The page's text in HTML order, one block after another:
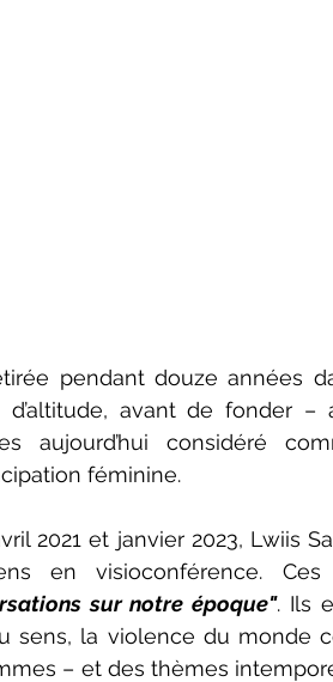
pendant douze années
d’altitude, avant de fonder
aujourd’hui considéré
féminine.
2021 et janvier 2023, Lwiis
sur notre époque". Ils
sens, la violence du monde
– et des thèmes